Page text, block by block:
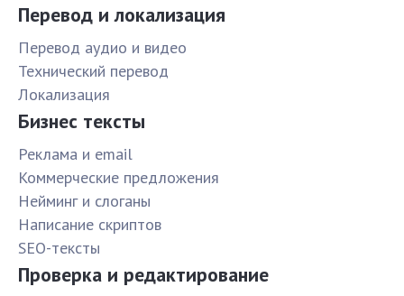
Перевод и локализация
Перевод аудио и видео
Технический перевод
Локализация
Бизнес тексты
Реклама и email
Коммерческие предложения
Нейминг и слоганы
Написание скриптов
SEO-тексты
Проверка и редактирование